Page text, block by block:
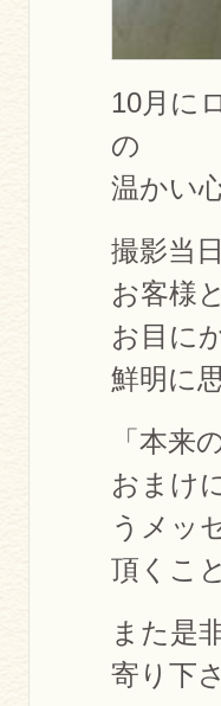
10月に
の
温かい
撮影当
お客様
お目に
鮮明に
「本来
おまけ
うメッ
頂くこ
また是
寄り下